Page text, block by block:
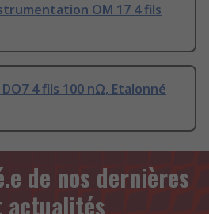
OM 17 4 fils
4 fils 100 nΩ, Etalonné
de nos dernières
actualités